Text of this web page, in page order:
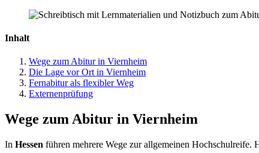
Inhalt
Wege zum Abitur in Viernheim
Die Lage vor Ort in Viernheim
Fernabitur als flexibler Weg
Externenprüfung
Wege zum Abitur in Viernheim
In Hessen führen mehrere Wege zur allgemeinen Hochschulreife.